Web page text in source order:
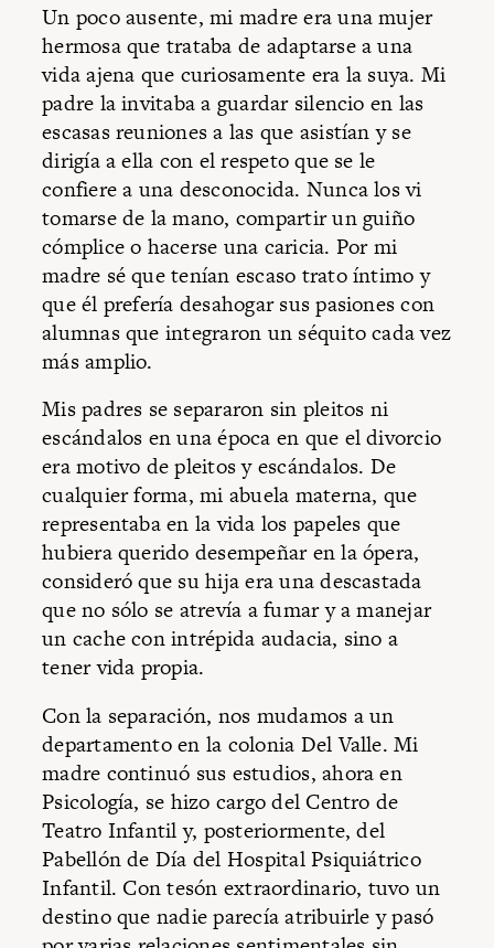
Un poco ausente, mi madre era una mujer
hermosa que trataba de adaptarse a una
vida ajena que curiosamente era la suya. Mi
padre la invitaba a guardar silencio en las
escasas reuniones a las que asistían y se
dirigía a ella con el respeto que se le
confiere a una desconocida. Nunca los vi
tomarse de la mano, compartir un guiño
cómplice o hacerse una caricia. Por mi
madre sé que tenían escaso trato íntimo y
que él prefería desahogar sus pasiones con
alumnas que integraron un séquito cada vez
más amplio.
Mis padres se separaron sin pleitos ni
escándalos en una época en que el divorcio
era motivo de pleitos y escándalos. De
cualquier forma, mi abuela materna, que
representaba en la vida los papeles que
hubiera querido desempeñar en la ópera,
consideró que su hija era una descastada
que no sólo se atrevía a fumar y a manejar
un cache con intrépida audacia, sino a
tener vida propia.
Con la separación, nos mudamos a un
departamento en la colonia Del Valle. Mi
madre continuó sus estudios, ahora en
Psicología, se hizo cargo del Centro de
Teatro Infantil y, posteriormente, del
Pabellón de Día del Hospital Psiquiátrico
Infantil. Con tesón extraordinario, tuvo un
destino que nadie parecía atribuirle y pasó